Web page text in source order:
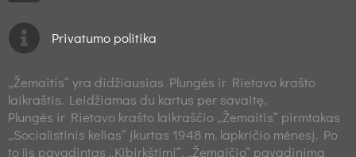
Privatumo politika
„Žemaitis“ yra didžiausias Plungės ir Rietavo krašto
laikraštis. Leidžiamas du kartus per savaitę.
Plungės ir Rietavo krašto laikraščio „Žemaitis“ pirmtakas
„Socialistinis kelias“ įkurtas 1948 m. lapkričio mėnesį. Po
to jis pavadintas „Kibirkštimi“. „Žemaičio“ pavadinimą